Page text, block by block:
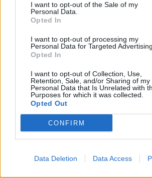
I want to opt-out of the Sale of my
Personal Data.
Opted In
I want to opt-out of processing my
Personal Data for Targeted Advertising.
Opted In
I want to opt-out of Collection, Use,
Retention, Sale, and/or Sharing of my
Personal Data that Is Unrelated with
Purposes for which it was collected.
Opted Out
CONFIRM
Data Deletion Data Access